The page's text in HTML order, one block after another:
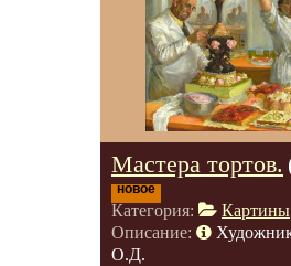
Мастера тортов.
новое
Категория:
Картины
Описание:
О.Д.